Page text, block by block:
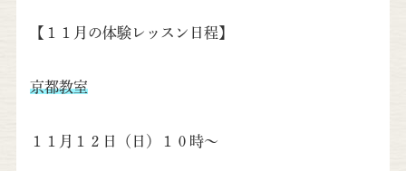
【１１月の体験レッスン日程】
京都教室
１１月１２日（日）１０時～